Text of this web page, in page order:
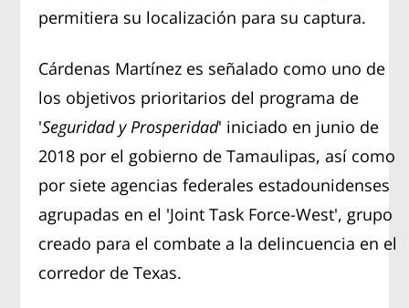
permitiera su localización para su captura.
Cárdenas Martínez es señalado como uno de
los objetivos prioritarios del programa de
'Seguridad y Prosperidad' iniciado en junio de
2018 por el gobierno de Tamaulipas, así como
por siete agencias federales estadounidenses
agrupadas en el 'Joint Task Force-West', grupo
creado para el combate a la delincuencia en el
corredor de Texas.